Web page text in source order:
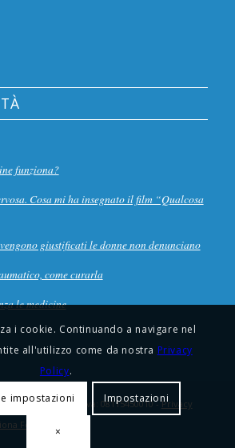
funziona?
Cosa mi ha insegnato il film “Qualcosa
giustificati le donne non denunciano
come curarla
le medicine
Trauma - P.iva: 08115450010 -Privacy
Foti
i cookie. Continuando a navigare nel
all'utilizzo come da nostra Privacy
Policy.
impostazioni Impostazioni
×